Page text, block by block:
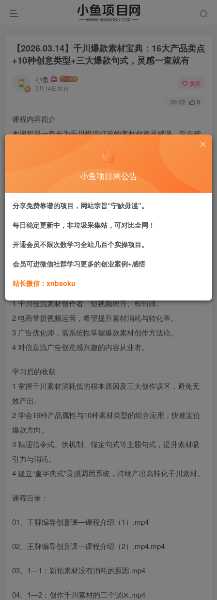
【2026.03.14】千川爆款素材宝典：16大产品卖点
+10种创意类型+三大爆款句式，灵感一查就有
小鱼
3月14日发布
关注
22 0
课程内容简介
本课程是一套专为千川投流打造的素材创意灵感课，旨在帮
助创作者像查字典一样快速获取爆款素材灵感。课程从解决
“新拍素材没有消耗”这一核心痛点入手，系统剖析创作千川
素材的三大误区及突破消耗瓶颈的方法。核心模块围绕产品
属性（16个不同属性应用）、素材类型（10种不同类型提高
消耗）、主题句式（指令式、伪机制式、锚定句式）三大维
度展开，通过组合产品属性、素材类型与吸引力句式，帮助
说服力文案、诱惑力展示等内容，让创作者告别灵感枯竭，
持续产出高消耗的千川素材。
适合学习人群
1 千川投流素材创作者、短视频编导、剪辑师。
2 电商带货视频运营，希望提升素材消耗与转化率。
3 广告优化师，需系统性掌握爆款素材创作方法论。
4 对信息流广告创意感兴趣的内容从业者。
学习后的收获
1 掌握千川素材消耗低的根本原因及三大创作误区，避免无
效产出。
2 学会16种产品属性与10种素材类型的组合应用，快速定位
爆款方向。
3 精通指令式、伪机制、锚定句式等主题句式，提升素材吸
引力与消耗。
4 建立“查字典式”灵感调用系统，持续产出高转化千川素材。
课程目录：
01、王牌编导创意课—课程介绍（1）.mp4
02、王牌编导创意课—课程介绍（2）.mp4.mp4
03、1—1：新拍素材没有消耗的原因.mp4
04、1—2：创作千川素材的三个误区.mp4
小鱼项目网公告
分享免费靠谱的项目，网站宗旨“宁缺毋滥”。
每日稳定更新中，非垃圾采集站，可对比全网！
开通会员不限次数学习全站几百个实操项目。
会员可进微信社群学习更多的创业案例+感悟
站长微信：xnbaoku